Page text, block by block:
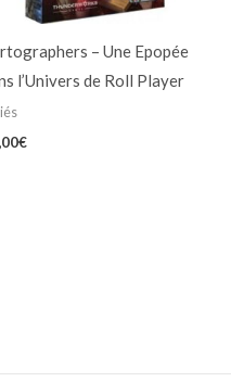
– Une Epopée
l’Univers de Roll Player
€